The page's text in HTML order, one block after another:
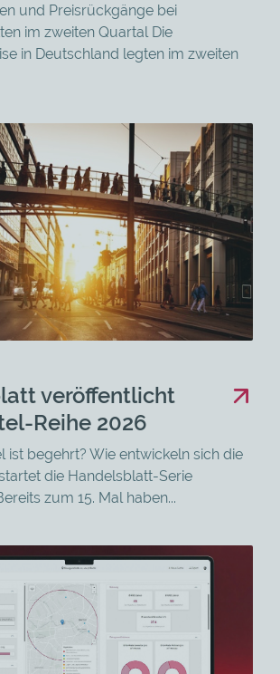
und Preisrückgänge bei
im zweiten Quartal Die
in Deutschland legten im zweiten
veröffentlicht
Reihe 2026
ist begehrt? Wie entwickeln sich die
die Handelsblatt-Serie
zum 15. Mal haben...